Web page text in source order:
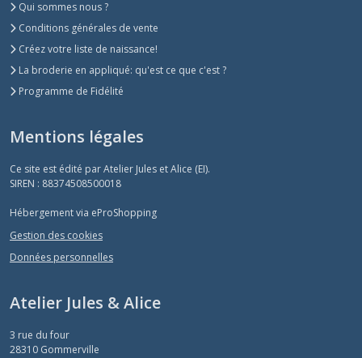
Qui sommes nous ?
Conditions générales de vente
Créez votre liste de naissance!
La broderie en appliqué: qu'est ce que c'est ?
Programme de Fidélité
Mentions légales
Ce site est édité par Atelier Jules et Alice (EI).
SIREN : 88374508500018
Hébergement via eProShopping
Gestion des cookies
Données personnelles
Atelier Jules & Alice
3 rue du four
28310 Gommerville